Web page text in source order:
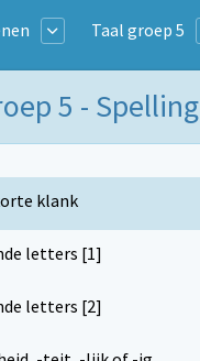
Taal groep 5
5 - Spelling
klank
letters [1]
letters [2]